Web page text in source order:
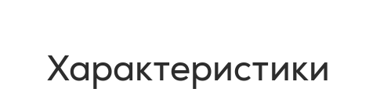
Характеристики